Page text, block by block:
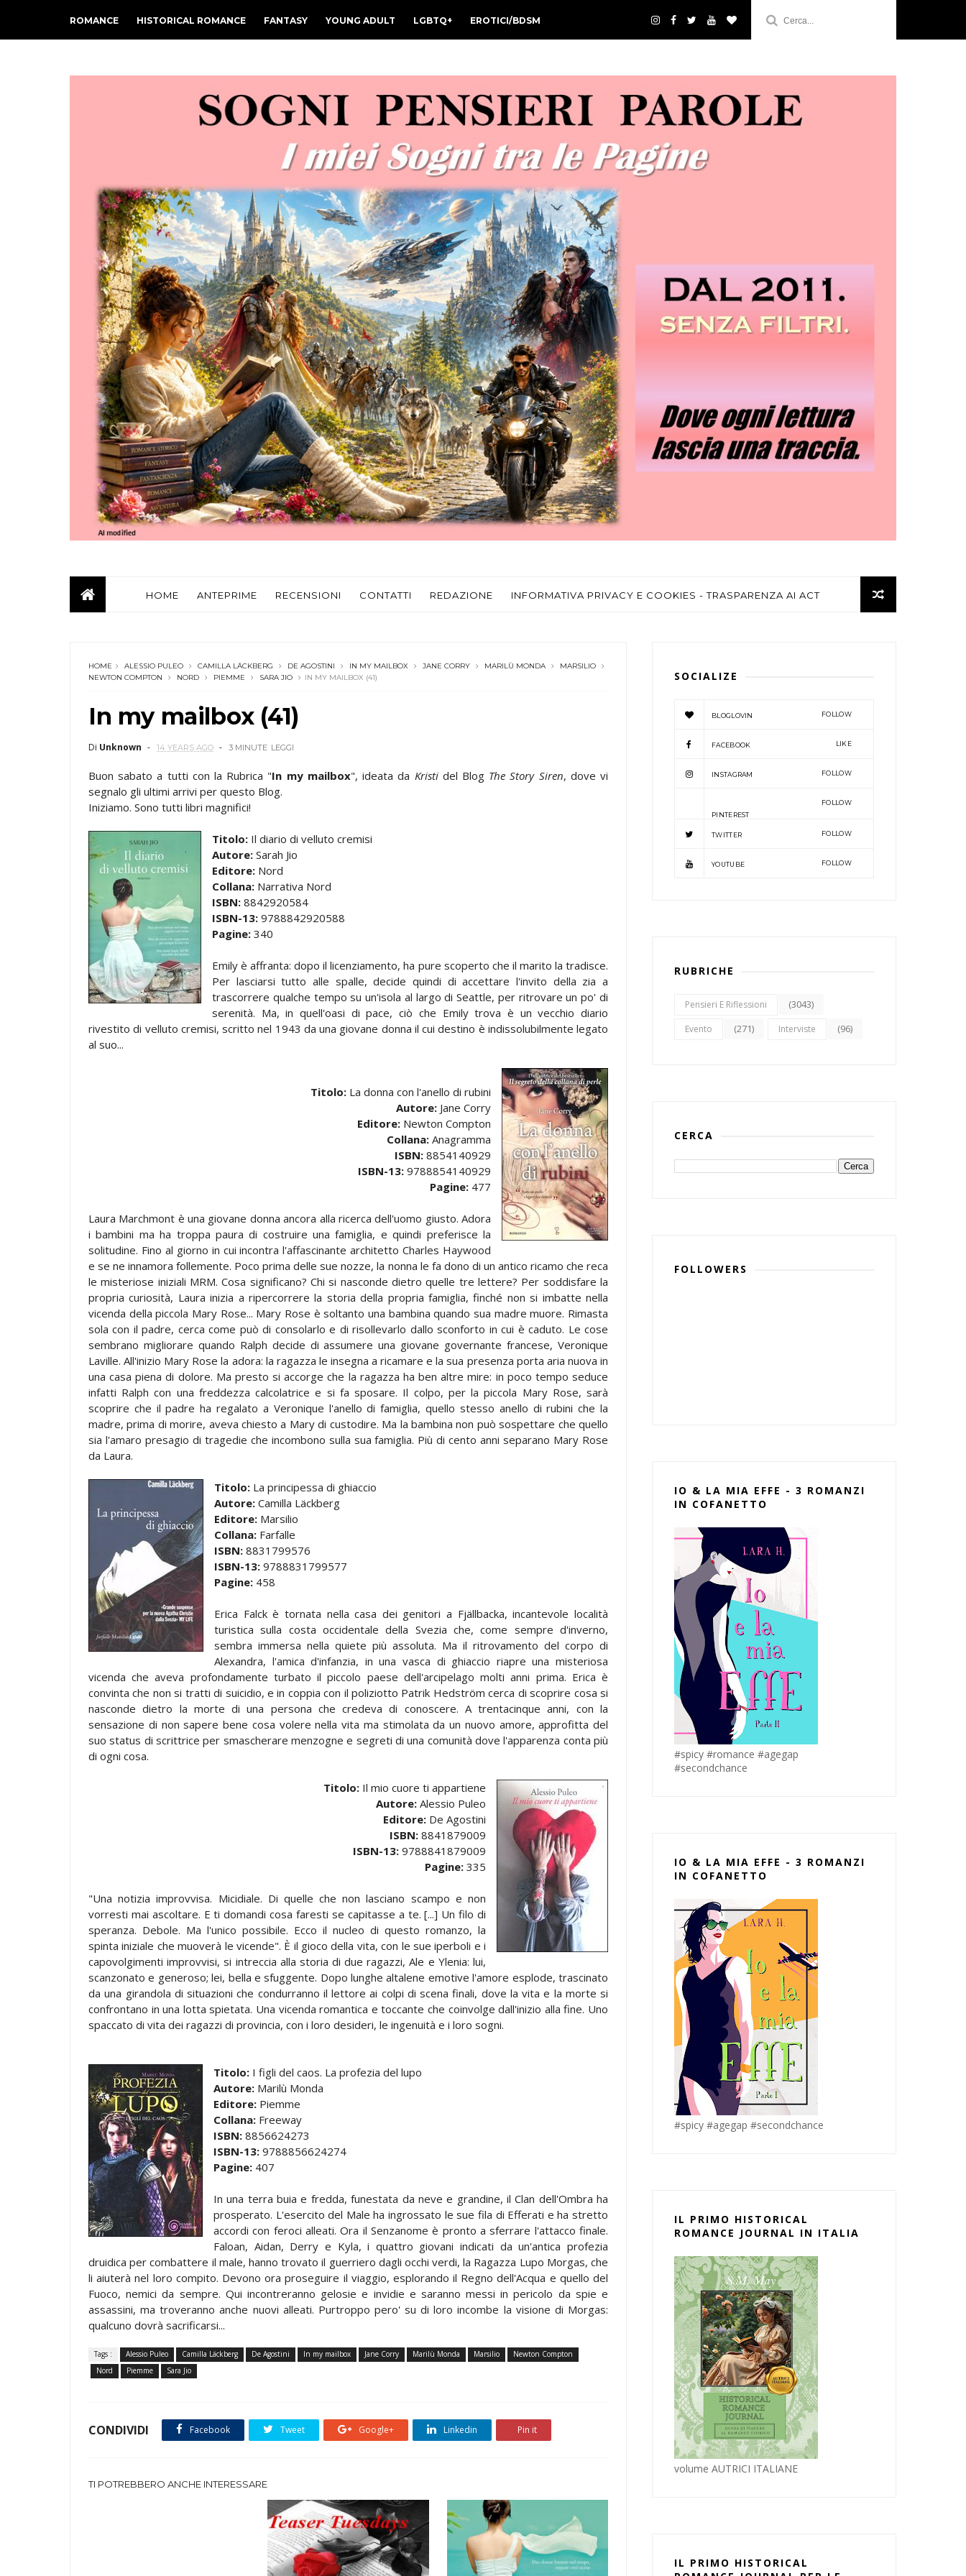
ROMANCE HISTORICAL ROMANCE FANTASY YOUNG ADULT LGBTQ+ EROTICI/BDSM
HOME ANTEPRIME RECENSIONI CONTATTI REDAZIONE INFORMATIVA PRIVACY E COOKIES - TRASPARENZA AI ACT
HOME ALESSIO PULEO CAMILLA LÄCKBERG DE AGOSTINI IN MY MAILBOX JANE CORRY MARILÙ MONDA
MARSILIO
NEWTON COMPTON
NORD PIEMME SARA JIO IN MY MAILBOX (41)
In my mailbox (41)
Di Unknown 14 YEARS AGO 3 MINUTE LEGGI
Buon sabato a tutti con la Rubrica "In my mailbox", ideata da Kristidel Blog The Story Siren, dove vi
segnalo gli ultimi arrivi per questo Blog.
Iniziamo. Sono tutti libri magnifici!
Titolo: Il diario di velluto cremisi
Autore: Sarah Jio
Editore: Nord
Collana: Narrativa Nord
ISBN: 8842920584
ISBN-13: 9788842920588
Pagine: 340
Emily è affranta: dopo il licenziamento, ha pure scoperto che il marito la tradisce.
Per lasciarsi tutto alle spalle, decide quindi di accettare l'invito della zia a
trascorrere qualche tempo su un'isola al largo di Seattle, per ritrovare un po' di
serenità. Ma, in quell'oasi di pace, ciò che Emily trova è un vecchio diario
rivestito di velluto cremisi, scritto nel 1943 da una giovane donna il cui destino è indissolubilmente legato
al suo...
Titolo: La donna con l'anello di rubini
Autore: Jane Corry
Editore: Newton Compton
Collana: Anagramma
ISBN: 8854140929
ISBN-13: 9788854140929
Pagine: 477
Laura Marchmont è una giovane donna ancora alla ricerca dell'uomo giusto. Adora
i bambini ma ha troppa paura di costruire una famiglia, e quindi preferisce la
solitudine. Fino al giorno in cui incontra l'affascinante architetto Charles Haywood
e se ne innamora follemente. Poco prima delle sue nozze, la nonna le fa dono di un antico ricamo che reca
le misteriose iniziali MRM. Cosa significano? Chi si nasconde dietro quelle tre lettere? Per soddisfare la
propria curiosità, Laura inizia a ripercorrere la storia della propria famiglia, finché non si imbatte nella
vicenda della piccola Mary Rose... Mary Rose è soltanto una bambina quando sua madre muore. Rimasta
sola con il padre, cerca come può di consolarlo e di risollevarlo dallo sconforto in cui è caduto. Le cose
sembrano migliorare quando Ralph decide di assumere una giovane governante francese, Veronique
Laville. All'inizio Mary Rose la adora: la ragazza le insegna a ricamare e la sua presenza porta aria nuova in
una casa piena di dolore. Ma presto si accorge che la ragazza ha ben altre mire: in poco tempo seduce
infatti Ralph con una freddezza calcolatrice e si fa sposare. Il colpo, per la piccola Mary Rose, sarà
scoprire che il padre ha regalato a Veronique l'anello di famiglia, quello stesso anello di rubini che la
madre, prima di morire, aveva chiesto a Mary di custodire. Ma la bambina non può sospettare che quello
sia l'amaro presagio di tragedie che incombono sulla sua famiglia. Più di cento anni separano Mary Rose
da Laura.
Titolo: La principessa di ghiaccio
Autore: Camilla Läckberg
Editore: Marsilio
Collana: Farfalle
ISBN: 8831799576
ISBN-13: 9788831799577
Pagine: 458
Erica Falck è tornata nella casa dei genitori a Fjällbacka, incantevole località
turistica sulla costa occidentale della Svezia che, come sempre d'inverno,
sembra immersa nella quiete più assoluta. Ma il ritrovamento del corpo di
Alexandra, l'amica d'infanzia, in una vasca di ghiaccio riapre una misteriosa
vicenda che aveva profondamente turbato il piccolo paese dell'arcipelago molti anni prima. Erica è
convinta che non si tratti di suicidio, e in coppia con il poliziotto Patrik Hedström cerca di scoprire cosa si
nasconde dietro la morte di una persona che credeva di conoscere. A trentacinque anni, con la
sensazione di non sapere bene cosa volere nella vita ma stimolata da un nuovo amore, approfitta del
suo status di scrittrice per smascherare menzogne e segreti di una comunità dove l'apparenza conta più
di ogni cosa.
Titolo: Il mio cuore ti appartiene
Autore: Alessio Puleo
Editore: De Agostini
ISBN: 8841879009
ISBN-13: 9788841879009
Pagine: 335
"Una notizia improvvisa. Micidiale. Di quelle che non lasciano scampo e non
vorresti mai ascoltare. E ti domandi cosa faresti se capitasse a te. [...] Un filo di
speranza. Debole. Ma l'unico possibile. Ecco il nucleo di questo romanzo, la
spinta iniziale che muoverà le vicende". È il gioco della vita, con le sue iperboli e i
capovolgimenti improvvisi, si intreccia alla storia di due ragazzi, Ale e Ylenia: lui,
scanzonato e generoso; lei, bella e sfuggente. Dopo lunghe altalene emotive l'amore esplode, trascinato
da una girandola di situazioni che condurranno il lettore ai colpi di scena finali, dove la vita e la morte si
confrontano in una lotta spietata. Una vicenda romantica e toccante che coinvolge dall'inizio alla fine. Uno
spaccato di vita dei ragazzi di provincia, con i loro desideri, le ingenuità e i loro sogni.
Titolo: I figli del caos. La profezia del lupo
Autore: Marilù Monda
Editore: Piemme
Collana: Freeway
ISBN: 8856624273
ISBN-13: 9788856624274
Pagine: 407
In una terra buia e fredda, funestata da neve e grandine, il Clan dell'Ombra ha
prosperato. L'esercito del Male ha ingrossato le sue fila di Efferati e ha stretto
accordi con feroci alleati. Ora il Senzanome è pronto a sferrare l'attacco finale.
Faloan, Aidan, Derry e Kyla, i quattro giovani indicati da un'antica profezia
druidica per combattere il male, hanno trovato il guerriero dagli occhi verdi, la Ragazza Lupo Morgas, che
li aiuterà nel loro compito. Devono ora proseguire il viaggio, esplorando il Regno dell'Acqua e quello del
Fuoco, nemici da sempre. Qui incontreranno gelosie e invidie e saranno messi in pericolo da spie e
assassini, ma troveranno anche nuovi alleati. Purtroppo pero' su di loro incombe la visione di Morgas:
qualcuno dovrà sacrificarsi...
Tags : Alessio Puleo Camilla Läckberg De Agostini In my mailbox Jane Corry Marilù Monda Marsilio
Newton Compton
Nord
Piemme Sara Jio
CONDIVIDI Facebook Tweet Google+ Linkedin Pin it
TI POTREBBERO ANCHE INTERESSARE
SOCIALIZE
BLOGLOVIN FOLLOW
FACEBOOK LIKE
INSTAGRAM FOLLOW
PINTEREST
FOLLOW
TWITTER FOLLOW
YOUTUBE FOLLOW
RUBRICHE
Pensieri E Riflessioni (3043)
Evento (271) Interviste (96)
CERCA
FOLLOWERS
IO & LA MIA EFFE - 3 ROMANZI
IN COFANETTO
#spicy #romance #agegap
#secondchance
IO & LA MIA EFFE - 3 ROMANZI
IN COFANETTO
#spicy #agegap #secondchance
IL PRIMO HISTORICAL
ROMANCE JOURNAL IN ITALIA
volume AUTRICI ITALIANE
IL PRIMO HISTORICAL